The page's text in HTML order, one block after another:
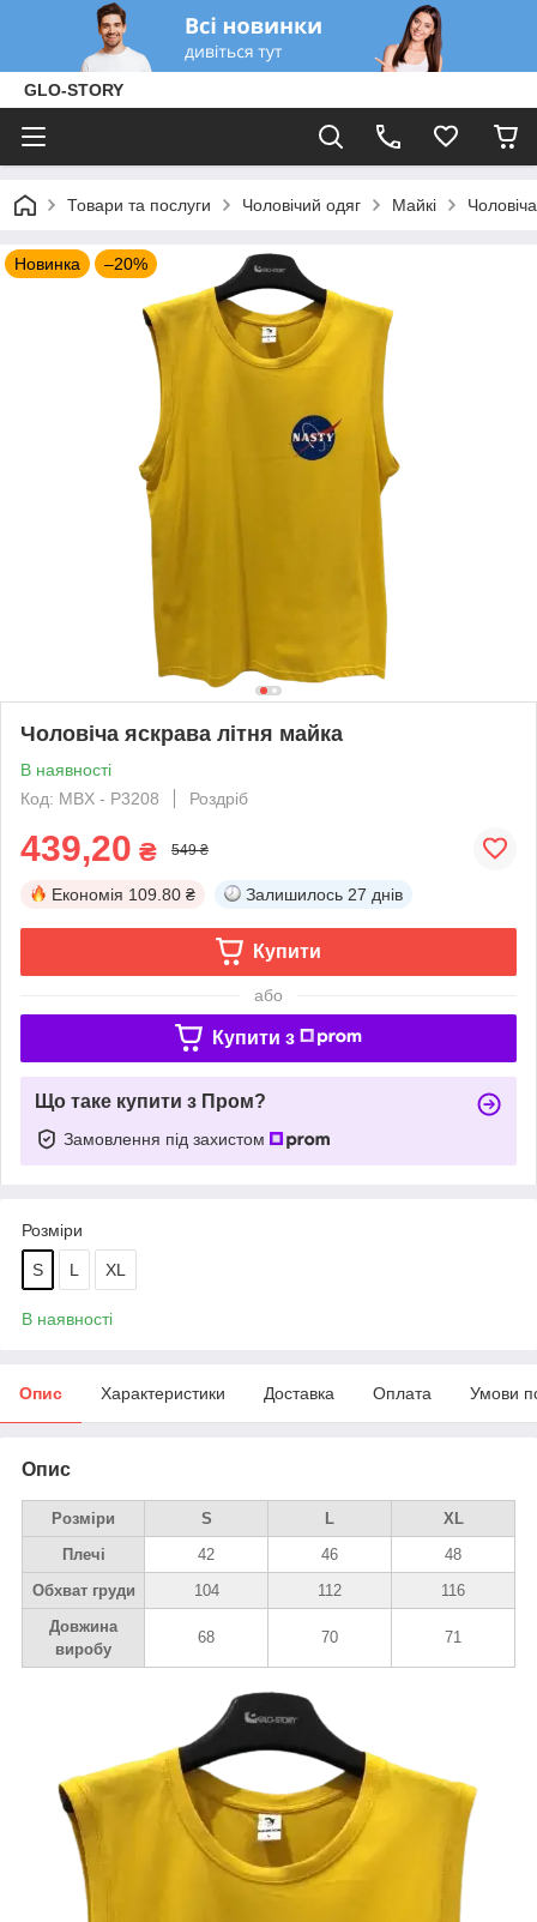
GLO-STORY
Товари та послуги Чоловічий одяг Майкі
Новинка –20%
Чоловіча яскрава літня майка
В наявності
Код: MBX - P3208
Роздріб
439,20 ₴ 549 ₴
Економія 109.80 ₴ Залишилось 27 днів
Купити
або
Купити з
Що таке купити з Пром?
Замовлення під захистом
Розміри
S L XL
В наявності
Опис Характеристики Доставка Оплата Умови
Опис
Розміри S L
XL
Плечі
42 46
48
Обхват груди
104 112
116
Довжина
виробу
68 70 71